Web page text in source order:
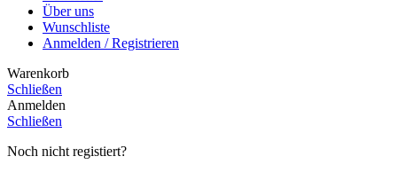
Über uns
Wunschliste
Anmelden / Registrieren
Warenkorb
Schließen
Anmelden
Schließen
Noch nicht registiert?